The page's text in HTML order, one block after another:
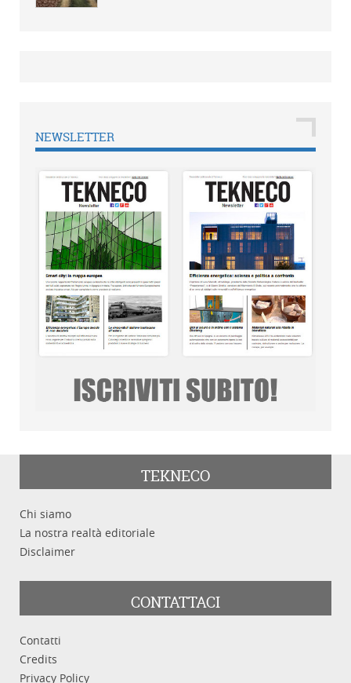
NEWSLETTER
TEKNECO
Chi siamo
La nostra realtà editoriale
Disclaimer
CONTATTACI
Contatti
Credits
Privacy Policy